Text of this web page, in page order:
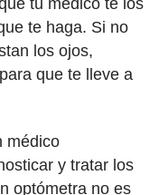
te haga. Si no
los ojos,
que te lleve a
médico
y tratar los
optómetra no es